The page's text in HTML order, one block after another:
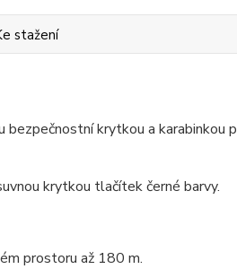
stažení
krytkou a karabinkou
krytkou tlačítek černé barvy.
prostoru až 180 m.